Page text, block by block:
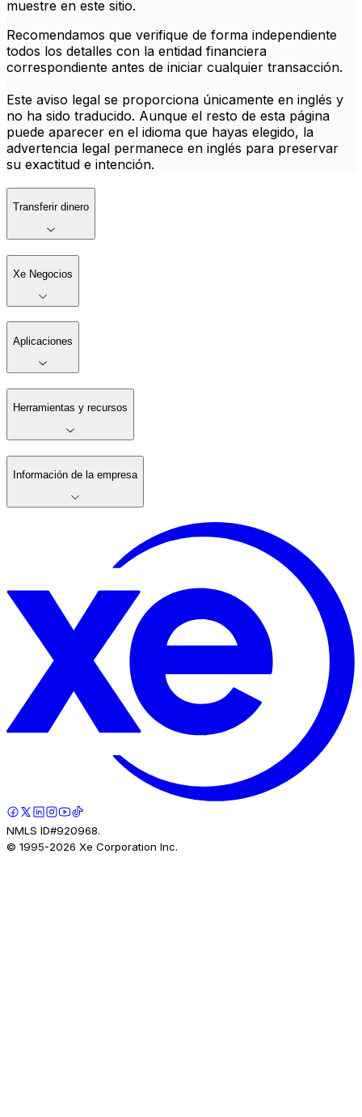
muestre en este sitio.
Recomendamos que verifique de forma independiente
todos los detalles con la entidad financiera
correspondiente antes de iniciar cualquier transacción.
Este aviso legal se proporciona únicamente en inglés y
no ha sido traducido. Aunque el resto de esta página
puede aparecer en el idioma que hayas elegido, la
advertencia legal permanece en inglés para preservar
su exactitud e intención.
Transferir dinero
Xe Negocios
Aplicaciones
Herramientas y recursos
Información de la empresa
NMLS ID#920968.
© 1995-2026 Xe Corporation Inc.